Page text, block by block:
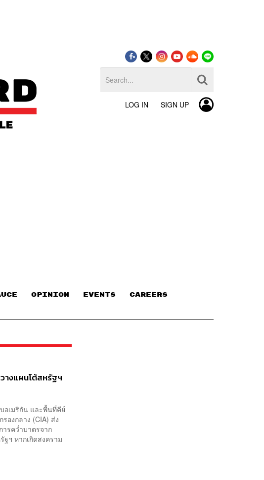
LOG IN SIGN UP
OPINION EVENTS CAREERS
างแผนโต้สหรัฐฯ
อเมริกัน และพื้นที่คีย์
องกลาง (CIA) ส่ง
รคว่ำบาตรจาก
ฯ หากเกิดสงคราม